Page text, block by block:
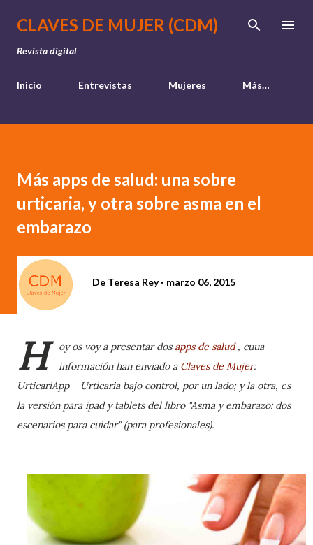
Ir al contenido principal
CLAVES DE MUJER (CDM)
Revista digital
Inicio Entrevistas Mujeres Más…
Más apps de salud: una sobre
urticaria, y otra sobre asma en el
embarazo
De Teresa Rey marzo 06, 2015
H oy os voy a presentar dosapps de salud , cuua
información han enviado aClaves de Mujer:
UrticariApp – Urticaria bajo control, por un lado; y la otra, es
la versión para ipad y tablets del libro "Asma y embarazo: dos
escenarios para cuidar" (para profesionales).